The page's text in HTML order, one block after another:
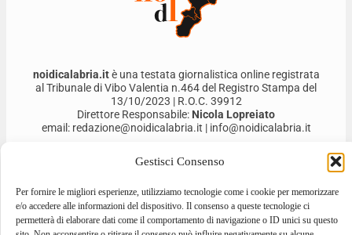
Gestisci Consenso
Per fornire le migliori esperienze, utilizziamo tecnologie come i cookie per memorizzare
e/o accedere alle informazioni del dispositivo. Il consenso a queste tecnologie ci
permetterà di elaborare dati come il comportamento di navigazione o ID unici su questo
noidicalabria.itè una testata giornalistica online registrata
al Tribunale di Vibo Valentia n.464 del Registro Stampa del
13/10/2023 | R.O.C. 39912
Direttore Responsabile: Nicola Lopreiato
email: redazione@noidicalabria.it | info@noidicalabria.it